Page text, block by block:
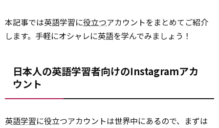
本記事では英語学習に役立つアカウントをまとめてご紹介
します。手軽にオシャレに英語を学んでみましょう！
日本人の英語学習者向けのInstagramアカ
ウント
英語学習に役立つアカウントは世界中にあるので、まずは